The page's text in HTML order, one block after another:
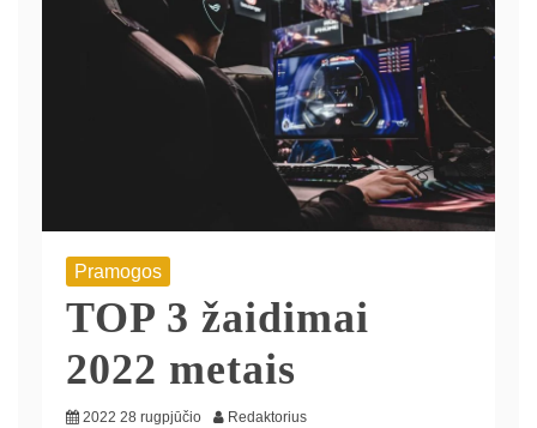
Pramogos
TOP 3 žaidimai
2022 metais
2022 28 rugpjūčio Redaktorius